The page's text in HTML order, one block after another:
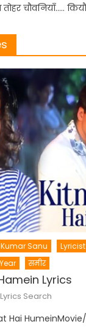
चौवनियाँ…..
Kumar Sanu
Lyricist
Year समीर
Lyrics
Author
Lyrics Search
Hai